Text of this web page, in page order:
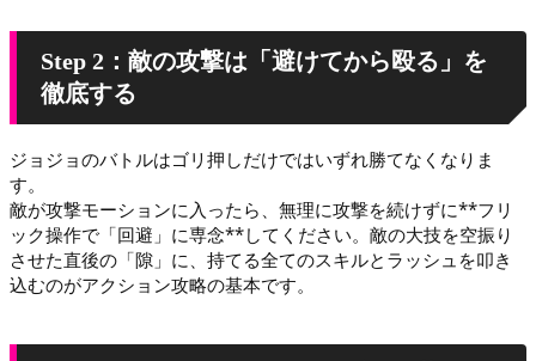
Step 2：敵の攻撃は「避けてから殴る」を
徹底する
ジョジョのバトルはゴリ押しだけではいずれ勝てなくなりま
す。
敵が攻撃モーションに入ったら、無理に攻撃を続けずに**フリ
ック操作で「回避」に専念**してください。敵の大技を空振り
させた直後の「隙」に、持てる全てのスキルとラッシュを叩き
込むのがアクション攻略の基本です。